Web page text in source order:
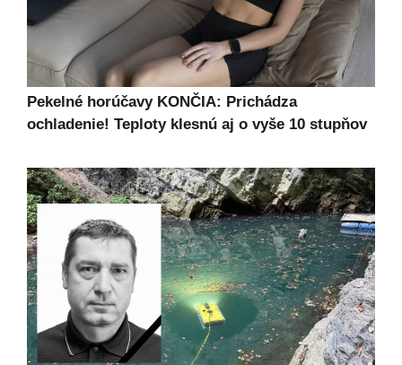
Pekelné horúčavy KONČIA: Prichádza
ochladenie! Teploty klesnú aj o vyše 10 stupňov